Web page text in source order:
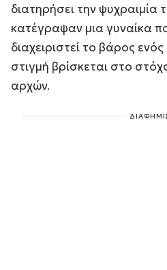
διατηρήσει την ψυχραιμία
κατέγραψαν μια γυναίκα
διαχειριστεί το βάρος
στιγμή βρίσκεται στο
αρχών.